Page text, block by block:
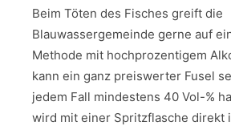
Beim Töten des Fisches greift die
Blauwassergemeinde gerne auf
Methode mit hochprozentigem
kann ein ganz preiswerter Fusel
jedem Fall mindestens 40 Vol-%
wird mit einer Spritzflasche direkt